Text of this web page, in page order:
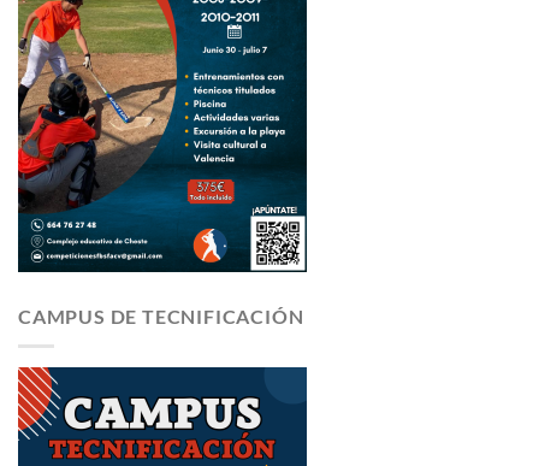
CAMPUS DE TECNIFICACIÓN